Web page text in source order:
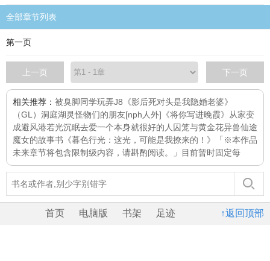
全部章节列表
第一页
上一页 下一页
相关推荐： 被臭脚同学玩弄J8 《影后死对头是我隐婚老婆》
（GL） 洞庭湖灵怪物们的朋友[nph人外] 《将你写进晚霞》
从家变
成避风港若光沉眠去爱一个本身就很好的人 囚笼与黄金花异兽仙途
魔女的故事书 《暮色行光：这光，可能是我撩来的！》「※本作品
未来章节将包含限制级内容，请斟酌阅读。」目前暂时固定每
↑返回顶部
首页 电脑版 书架 足迹